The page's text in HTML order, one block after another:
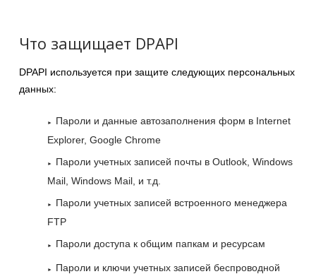
Что защищает DPAPI
DPAPI используется при защите следующих персональных
данных:
Пароли и данные автозаполнения форм в Internet
Explorer, Google Chrome
Пароли учетных записей почты в Outlook, Windows
Mail, Windows Mail, и т.д.
Пароли учетных записей встроенного менеджера
FTP
Пароли доступа к общим папкам и ресурсам
Пароли и ключи учетных записей беспроводной